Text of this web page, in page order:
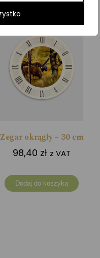
Zegar okrągły – 30 cm
98,40 zł z VAT
Dodaj do koszyka